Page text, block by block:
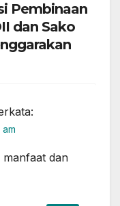
Pembinaan
dan Sako
dan